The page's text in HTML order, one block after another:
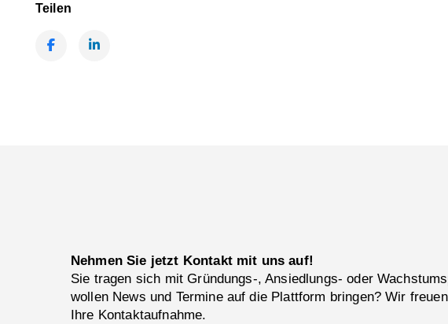
Teilen
Nehmen Sie jetzt Kontakt mit uns auf!
Sie tragen sich mit Gründungs-, Ansiedlungs- oder
wollen News und Termine auf die Plattform bringen? Wir
Ihre Kontaktaufnahme.